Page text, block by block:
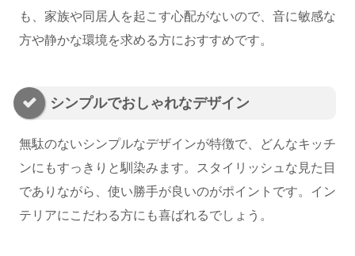
も、家族や同居人を起こす心配がないので、音に敏感な
方や静かな環境を求める方におすすめです。
シンプルでおしゃれなデザイン
無駄のないシンプルなデザインが特徴で、どんなキッチ
ンにもすっきりと馴染みます。スタイリッシュな見た目
でありながら、使い勝手が良いのがポイントです。イン
テリアにこだわる方にも喜ばれるでしょう。